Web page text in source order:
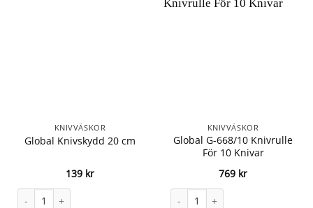
KNIVVÄSKOR
Global Knivskydd 20 cm
139 kr
Global Knivskydd 20 cm mängd
KNIVVÄSKOR
Global G-668/10 Knivrulle
För 10 Knivar
769 kr
Global G-668/10 Knivrulle För 10